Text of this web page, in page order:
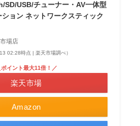
USB/チューナー・AV一体型
ョン ネットワークスティック
場店
02:28時点 | 楽天市場調べ）
Amazon
ポイント最大11倍！／
楽天市場